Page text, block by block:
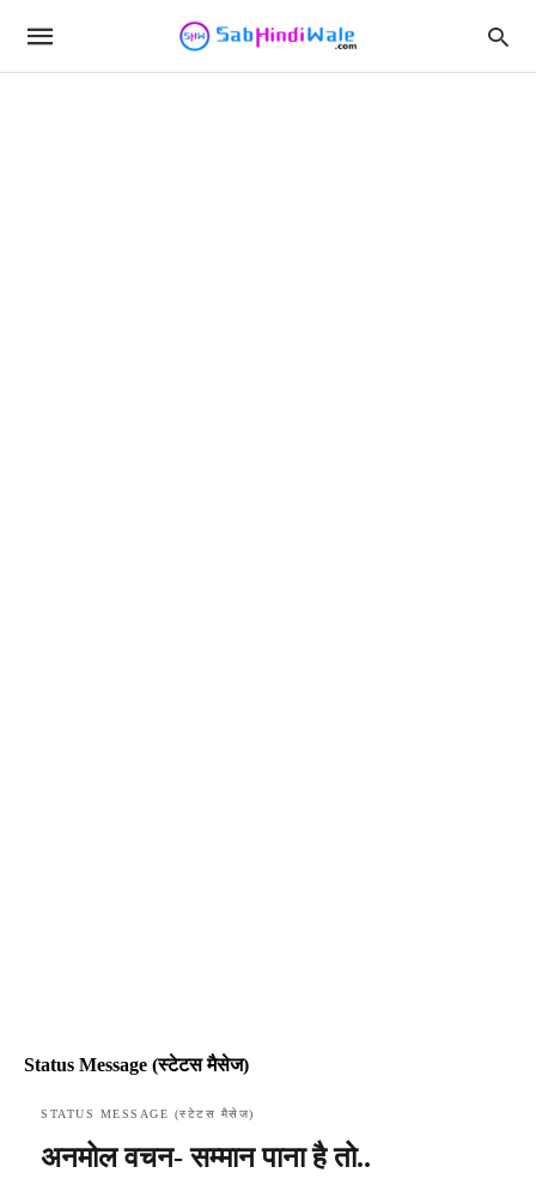
Status Message (स्टेटस मैसेज)
STATUS MESSAGE (स्टेटस मैसेज)
अनमोल वचन- सम्मान पाना है तो..